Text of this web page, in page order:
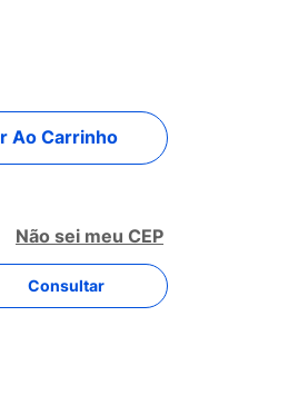
Ao Carrinho
Não sei meu CEP